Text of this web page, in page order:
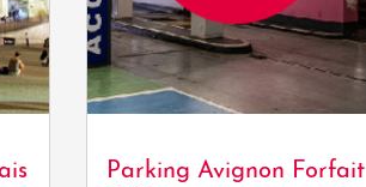
Tourisme
Parking Avignon Forfait